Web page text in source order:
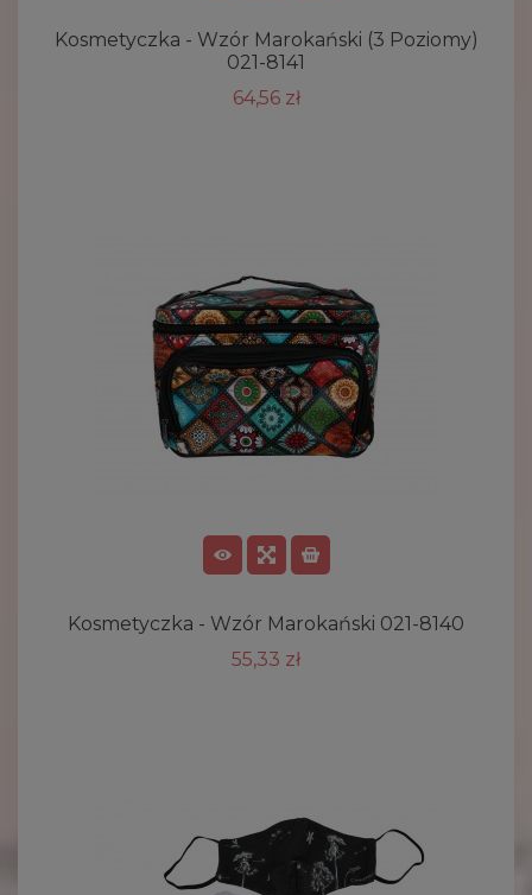
Kosmetyczka - Wzór Marokański (3 Poziomy)
021-8141
64,56 zł
Kosmetyczka - Wzór Marokański 021-8140
55,33 zł